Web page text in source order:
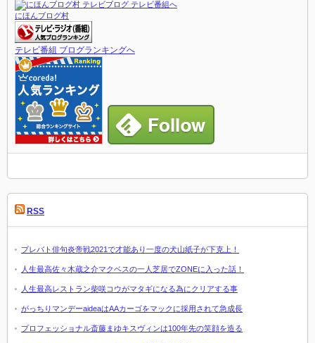
にほんブログ村
テレビ番組 ブログランキングへ
RSS
プレバト俳句炎帝戦2021で才能あり一度の犬山紙子が下克上！
人生最高佐々木蔵之介マクベスの一人芝居でZONEに入った話！
人生最高レストラン柴咲コウがマタギになる為にクリアする事
がっちりマンデーaideaはAAカーゴをマックに採用されて急成長
プロフェッショナル斎藤まゆキスヴィンは100年先の笑顔を造る